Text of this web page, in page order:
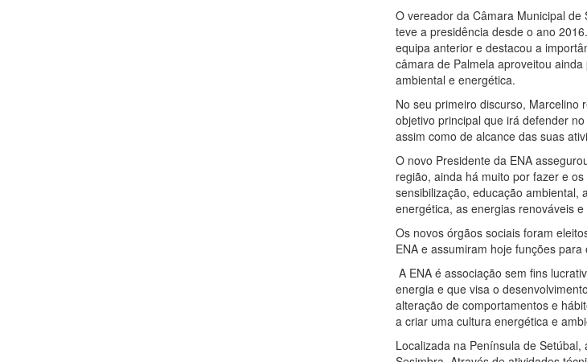
O vereador da Câmara Municipal
teve a presidência desde o ano
equipa anterior e destacou a
câmara de Palmela aproveitou
ambiental e energética.
No seu primeiro discurso, Marcelino
objetivo principal que irá defender
assim como de alcance das suas
O novo Presidente da ENA
região, ainda há muito por fazer e
sensibilização, educação ambiental,
energética, as energias renováveis
Os novos órgãos sociais foram
ENA e assumiram hoje funções
A ENA é associação sem fins
energia e que visa o
alteração de comportamentos e
a criar uma cultura energética e
Localizada na Península de